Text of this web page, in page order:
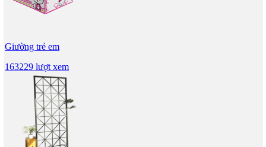
Giường trẻ em
163229 lượt xem